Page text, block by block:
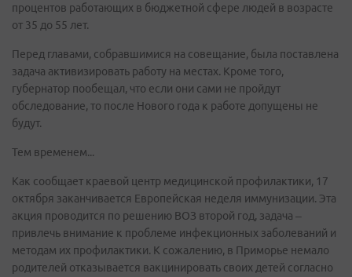
процентов работающих в бюджетной сфере людей в возрасте
от 35 до 55 лет.
Перед главами, собравшимися на совещание, была поставлена
задача активизировать работу на местах. Кроме того,
губернатор пообещал, что если они сами не пройдут
обследование, то после Нового года к работе допущены не
будут.
Тем временем...
Как сообщает краевой центр медицинской профилактики, 17
октября заканчивается Европейская неделя иммунизации. Эта
акция проводится по решению ВОЗ второй год, задача –
привлечь внимание к проблеме инфекционных заболеваний и
методам их профилактики. К сожалению, в Приморье немало
родителей отказывается вакцинировать своих детей согласно